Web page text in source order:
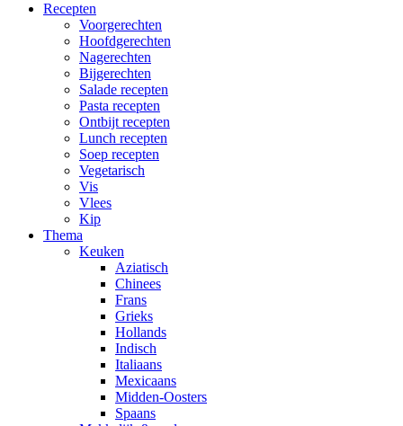
Recepten
Voorgerechten
Hoofdgerechten
Nagerechten
Bijgerechten
Salade recepten
Pasta recepten
Ontbijt recepten
Lunch recepten
Soep recepten
Vegetarisch
Vis
Vlees
Kip
Thema
Keuken
Aziatisch
Chinees
Frans
Grieks
Hollands
Indisch
Italiaans
Mexicaans
Midden-Oosters
Spaans